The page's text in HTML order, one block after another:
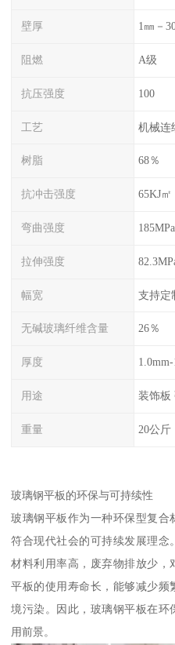
壁厚 1㎜－
阻燃 A级
抗压强度 100
工艺 机械连
树脂 68％
抗冲击强度 65KJ㎡
弯曲强度 185MPa
拉伸强度
幅宽 支持定
无碱玻璃纤维含量 26％
厚度
用途 装饰板
重量 20公斤
玻璃钢平板的环保与可持续性
玻璃钢平板作为一种环保型复合
符合现代社会的可持续发展理
材料利用率高，废弃物排放少，
平板的使用寿命长，能够减少
境污染。因此，玻璃钢平板在环
用前景。